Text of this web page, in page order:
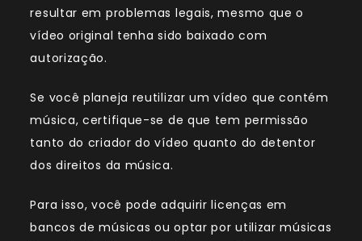
resultar em problemas legais, mesmo que o
vídeo original tenha sido baixado com
autorização.
Se você planeja reutilizar um vídeo que contém
música, certifique-se de que tem permissão
tanto do criador do vídeo quanto do detentor
dos direitos da música.
Para isso, você pode adquirir licenças em
bancos de músicas ou optar por utilizar músicas